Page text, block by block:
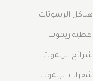
هياكل الريموتات
اغطية ريموت
شرائح الريموت
شفرات الريموت